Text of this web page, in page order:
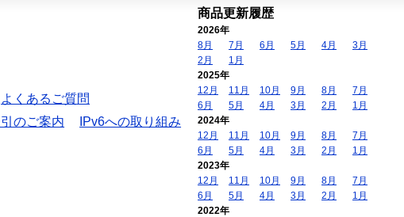
よくあるご質問
のご案内
IPv6への取り組み
商品更新履歴
2026年
8月
7月 6月 5月 4月
3月
2月
1月
2025年
12月
11月 10月 9月 8月
7月
6月
5月 4月 3月 2月
1月
2024年
12月
11月 10月 9月 8月
7月
6月
5月 4月 3月 2月
1月
2023年
12月
11月 10月 9月 8月
7月
6月
5月 4月 3月 2月
1月
2022年